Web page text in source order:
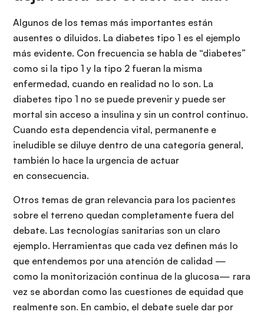
Algunos de los temas más importantes están
ausentes o diluidos. La diabetes tipo 1 es el ejemplo
más evidente. Con frecuencia se habla de “diabetes”
como si la tipo 1 y la tipo 2 fueran la misma
enfermedad, cuando en realidad no lo son. La
diabetes tipo 1 no se puede prevenir y puede ser
mortal sin acceso a insulina y sin un control continuo.
Cuando esta dependencia vital, permanente e
ineludible se diluye dentro de una categoría general,
también lo hace la urgencia de actuar
en consecuencia.
Otros temas de gran relevancia para los pacientes
sobre el terreno quedan completamente fuera del
debate. Las tecnologías sanitarias son un claro
ejemplo. Herramientas que cada vez definen más lo
que entendemos por una atención de calidad —
como la monitorización continua de la glucosa— rara
vez se abordan como las cuestiones de equidad que
realmente son. En cambio, el debate suele dar por